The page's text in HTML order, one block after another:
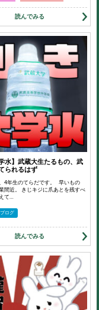
読んでみる
水】武蔵大生たるもの、武
られるはず
4年生のてらだです。 早いもの
間近。 きじキジに爪あとを残すべ
て…
ブログ
読んでみる